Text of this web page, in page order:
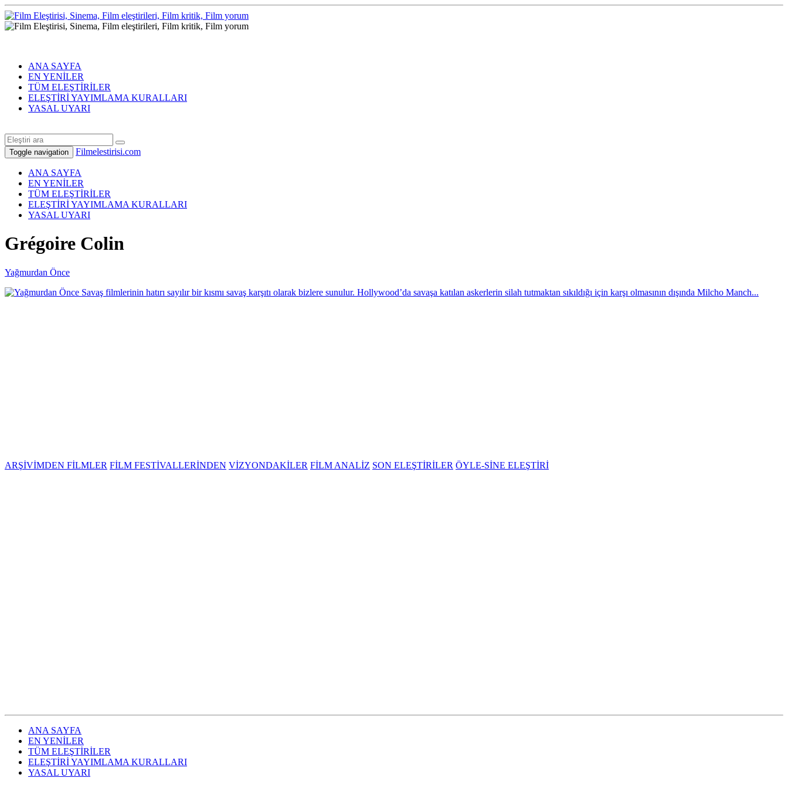
ANA SAYFA
EN YENİLER
TÜM ELEŞTİRİLER
ELEŞTİRİ YAYIMLAMA KURALLARI
YASAL UYARI
Toggle navigation Filmelestirisi.com
ANA SAYFA
EN YENİLER
TÜM ELEŞTİRİLER
ELEŞTİRİ YAYIMLAMA KURALLARI
YASAL UYARI
Grégoire Colin
Yağmurdan Önce
Savaş filmlerinin hatırı sayılır bir kısmı savaş karşıtı olarak bizlere sunulur. Hollywood’da savaşa katılan askerlerin silah tutmaktan sıkıldığı için karşı olmasının dışında Milcho Manch...
ARŞİVİMDEN FİLMLER FİLM FESTİVALLERİNDEN VİZYONDAKİLER FİLM ANALİZ SON ELEŞTİRİLER ÖYLE-SİNE ELEŞTİRİ
ANA SAYFA
EN YENİLER
TÜM ELEŞTİRİLER
ELEŞTİRİ YAYIMLAMA KURALLARI
YASAL UYARI